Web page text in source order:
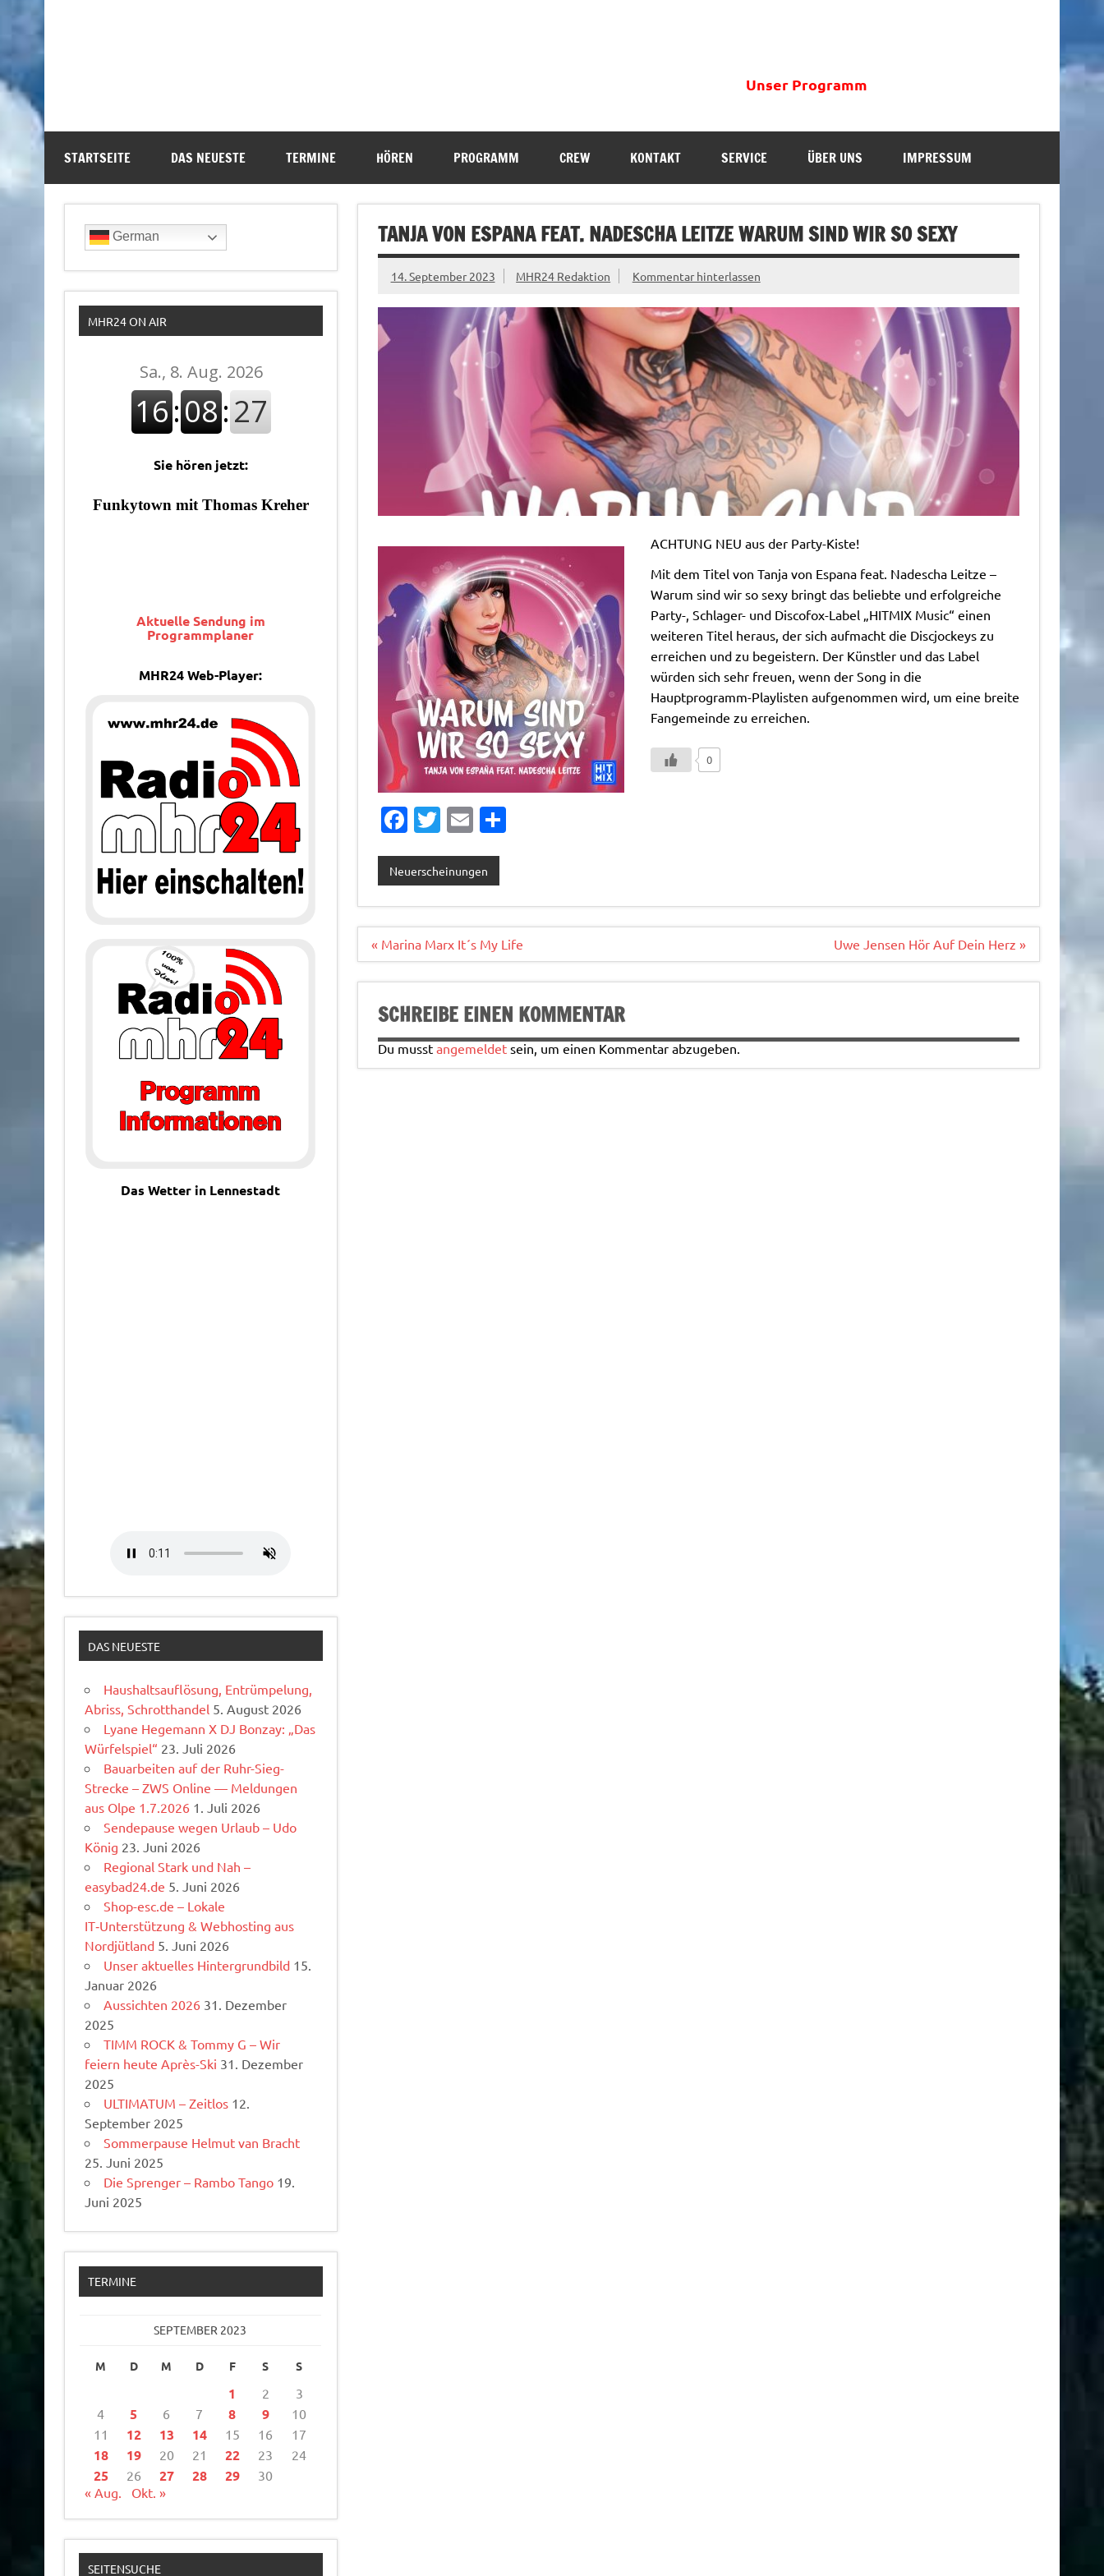
Unser Programm
STARTSEITE DAS NEUESTE TERMINE HÖREN PROGRAMM CREW KONTAKT SERVICE ÜBER UNS IMPRESSUM
TANJA VON ESPANA FEAT. NADESCHA LEITZE WARUM SIND WIR SO SEXY
14. September 2023 MHR24 Redaktion Kommentar hinterlassen
ACHTUNG NEU aus der Party-Kiste!
Mit dem Titel von Tanja von Espana feat. Nadescha Leitze –
Warum sind wir so sexy bringt das beliebte und erfolgreiche
Party-, Schlager- und Discofox-Label „HITMIX Music“ einen
weiteren Titel heraus, der sich aufmacht die Discjockeys zu
erreichen und zu begeistern. Der Künstler und das Label
würden sich sehr freuen, wenn der Song in die
Hauptprogramm-Playlisten aufgenommen wird, um eine breite
Fangemeinde zu erreichen.
0
Fa
e
b
o
o
k
T
it
te
r
E
ai
l
T
n
Neuerscheinungen
Beitragsnavigation
« Marina Marx It´s My Life Uwe Jensen Hör Auf Dein Herz »
SCHREIBE EINEN KOMMENTAR
Du musst angemeldetsein, um einen Kommentar abzugeben.
German
MHR24 ON AIR
Sie hören jetzt:
Aktuelle Sendung im
Programmplaner
MHR24 Web-Player:
Das Wetter in Lennestadt
DAS NEUESTE
Haushaltsauflösung, Entrümpelung,
Abriss, Schrotthandel 5. August 2026
Lyane Hegemann X DJ Bonzay: „Das
Würfelspiel“ 23. Juli 2026
Bauarbeiten auf der Ruhr-Sieg-
Strecke – ZWS Online — Meldungen
aus Olpe 1.7.2026 1. Juli 2026
Sendepause wegen Urlaub – Udo
König 23. Juni 2026
Regional Stark und Nah –
easybad24.de 5. Juni 2026
Shop-esc.de – Lokale
IT‑Unterstützung & Webhosting aus
Nordjütland 5. Juni 2026
Unser aktuelles Hintergrundbild 15.
Januar 2026
Aussichten 2026 31. Dezember
2025
TIMM ROCK & Tommy G – Wir
feiern heute Après-Ski 31. Dezember
2025
ULTIMATUM – Zeitlos 12.
September 2025
Sommerpause Helmut van Bracht
25. Juni 2025
Die Sprenger – Rambo Tango 19.
Juni 2025
TERMINE
SEPTEMBER 2023
M D M D F S S
1 2
3
4
5 6 7 8 9
10
11
12 13 14 15 16 17
18 19 20 21 22 23 24
25 26 27 28 29
30
« Aug.
Okt. »
SEITENSUCHE